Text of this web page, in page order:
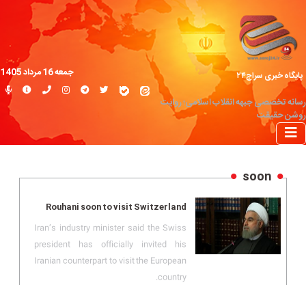
پایگاه خبری سراج۲۴
رسانه تخصصی جبهه انقلاب اسلامی؛ روایت
روشن حقیقت
جمعه 16 مرداد 1405
soon
Rouhani soon to visit Switzerland
Iran’s industry minister said the Swiss
president has officially invited his
Iranian counterpart to visit the European
country.